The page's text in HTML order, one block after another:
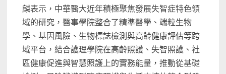
麟表示，中華醫大近年積極聚焦發展失智症特色領
域的研究，醫事學院整合了精準醫學、端粒生物
學、基因風險、生物標誌檢測與高齡健康評估等跨
域平台，結合護理學院在高齡照護、失智照護、社
區健康促進與智慧照護上的實務能量，推動從基礎